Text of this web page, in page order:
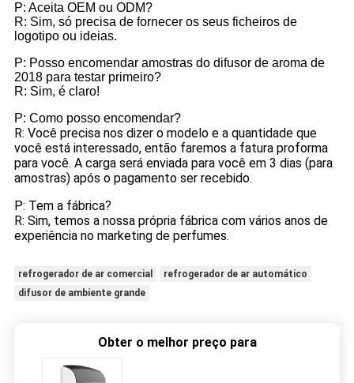
P: Aceita OEM ou ODM?
R: Sim, só precisa de fornecer os seus ficheiros de
logotipo ou ideias.
P: Posso encomendar amostras do difusor de aroma de
2018 para testar primeiro?
R: Sim, é claro!
P: Como posso encomendar?
R: Você precisa nos dizer o modelo e a quantidade que
você está interessado, então faremos a fatura proforma
para você. A carga será enviada para você em 3 dias (para
amostras) após o pagamento ser recebido.
P: Tem a fábrica?
R: Sim, temos a nossa própria fábrica com vários anos de
experiência no marketing de perfumes.
refrogerador de ar comercial
refrogerador de ar automático
difusor de ambiente grande
Obter o melhor preço para